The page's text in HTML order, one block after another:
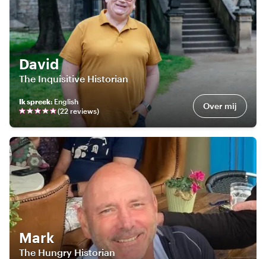
David
The Inquisitive Historian
Ik spreek:English
(22 reviews) Over mij
Mark
The Hungry Historian